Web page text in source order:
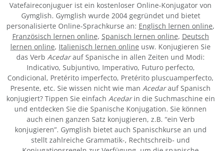
Vatefaireconjuguer ist ein kostenloser Online-Konjugator von
Gymglish. Gymglish wurde 2004 gegründet und bietet
personalisierte Online-Sprachkurse an: Englisch lernen online,
Französisch lernen online, Spanisch lernen online, Deutsch
lernen online, Italienisch lernen online usw. Konjugieren Sie
das Verb Acedarauf Spanische in allen Zeiten und Modi:
Indicativo, Subjuntivo, Imperativo, Futuro perfecto,
Condicional, Pretérito imperfecto, Pretérito pluscuamperfecto,
Presente, etc. Sie wissen nicht wie man Acedarauf Spanisch
konjugiert? Tippen Sie einfach Acedarin die Suchmaschine ein
und entdecken Sie die Spanische Konjugation. Sie können
auch einen ganzen Satz konjugieren, z.B. “ein Verb
konjugieren”. Gymglish bietet auch Spanischkurse an und
stellt zahlreiche Grammatik-, Rechtschreib- und